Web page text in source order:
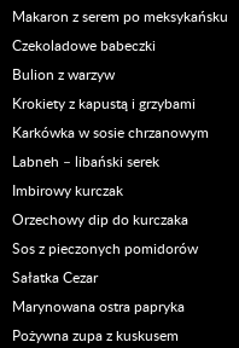
Makaron z serem po meksykańsku
Czekoladowe babeczki
Bulion z warzyw
Krokiety z kapustą i grzybami
Karkówka w sosie chrzanowym
Labneh – libański serek
Imbirowy kurczak
Orzechowy dip do kurczaka
Sos z pieczonych pomidorów
Sałatka Cezar
Marynowana ostra papryka
Pożywna zupa z kuskusem